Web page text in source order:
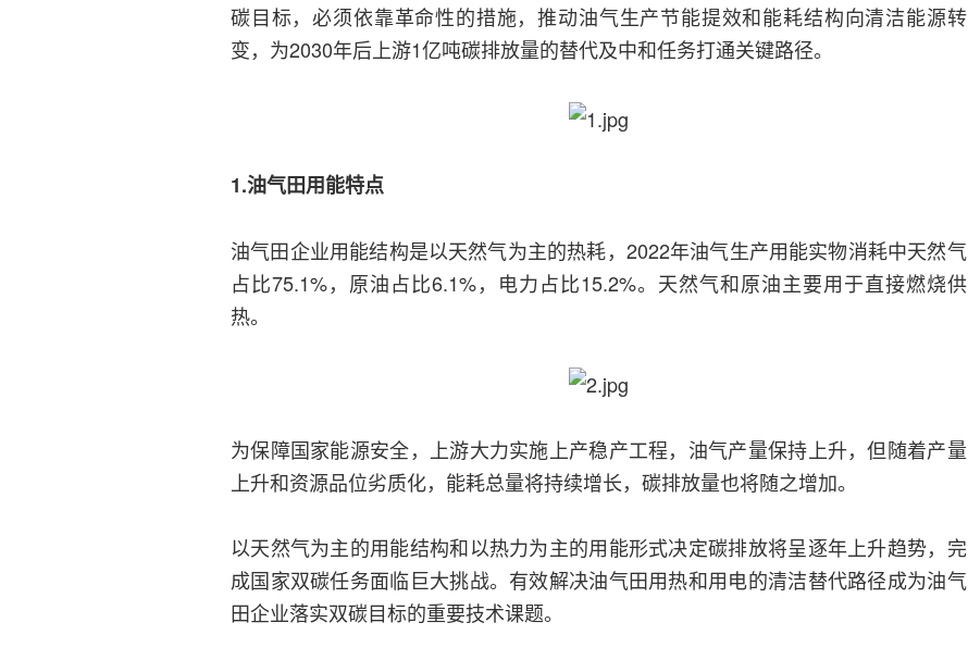
碳目标，必须依靠革命性的措施，推动油气生产节能提效和能耗结构向清洁能源转
变，为2030年后上游1亿吨碳排放量的替代及中和任务打通关键路径。
1.油气田用能特点
油气田企业用能结构是以天然气为主的热耗，2022年油气生产用能实物消耗中天然气
占比75.1%，原油占比6.1%，电力占比15.2%。天然气和原油主要用于直接燃烧供
热。
为保障国家能源安全，上游大力实施上产稳产工程，油气产量保持上升，但随着产量
上升和资源品位劣质化，能耗总量将持续增长，碳排放量也将随之增加。
以天然气为主的用能结构和以热力为主的用能形式决定碳排放将呈逐年上升趋势，完
成国家双碳任务面临巨大挑战。有效解决油气田用热和用电的清洁替代路径成为油气
田企业落实双碳目标的重要技术课题。